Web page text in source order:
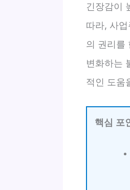
긴장감이
따라, 사
의 권리를
변화하는
적인 도움
핵심 포